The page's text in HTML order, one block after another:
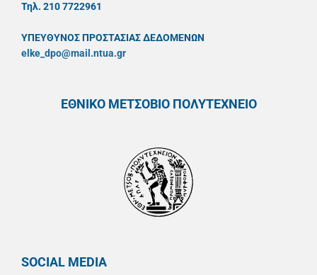
Τηλ. 210 7722961
ΥΠΕΥΘYΝΟΣ ΠΡΟΣΤΑΣΙΑΣ ΔΕΔΟΜΕΝΩΝ
elke_dpo@mail.ntua.gr
ΕΘΝΙΚΟ ΜΕΤΣΟΒΙΟ ΠΟΛΥΤΕΧΝΕΙΟ
SOCIAL MEDIA